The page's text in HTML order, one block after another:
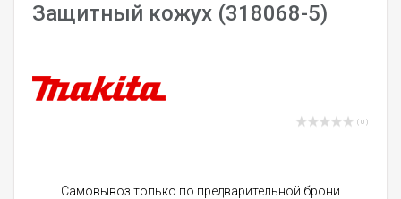
Защитный кожух (318068-5)
( 0 )
Самовывоз только по предварительной брони